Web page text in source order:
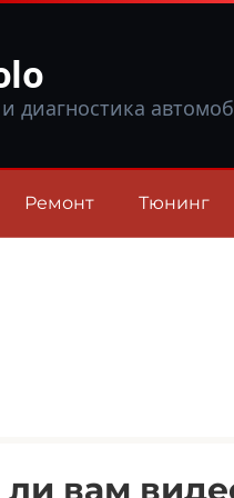
диагностика
Ремонт Тюнинг
вам